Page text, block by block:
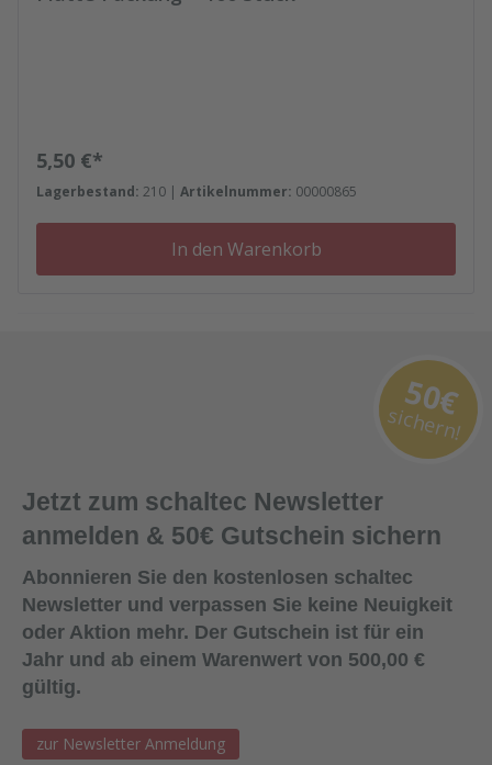
Regulärer Preis:
5,50 €*
Lagerbestand: 210 | Artikelnummer: 00000865
In den Warenkorb
Jetzt zum schaltec Newsletter
anmelden & 50€ Gutschein sichern
Abonnieren Sie den kostenlosen schaltec
Newsletter und verpassen Sie keine Neuigkeit
oder Aktion mehr. Der Gutschein ist für ein
Jahr und ab einem Warenwert von 500,00 €
gültig.
zur Newsletter Anmeldung
50€
sichern!